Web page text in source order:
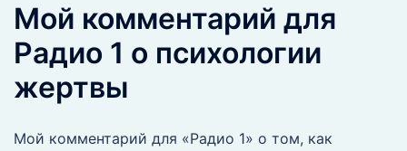
Мой комментарий для
Радио 1 о психологии
жертвы
Мой комментарий для «Радио 1» о том, как